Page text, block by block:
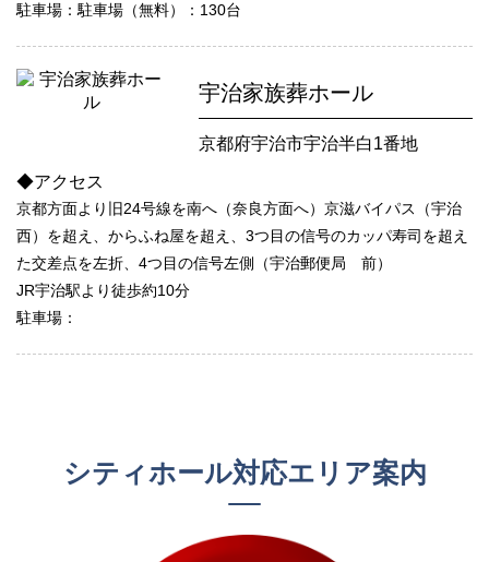
駐車場：駐車場（無料）：130台
宇治家族葬ホール
京都府宇治市宇治半白1番地
◆アクセス
京都方面より旧24号線を南へ（奈良方面へ）京滋バイパス（宇治
西）を超え、からふね屋を超え、3つ目の信号のカッパ寿司を超え
た交差点を左折、4つ目の信号左側（宇治郵便局 前）
JR宇治駅より徒歩約10分
駐車場：
シティホール対応エリア案内